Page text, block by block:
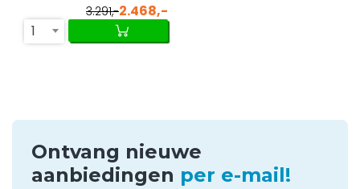
3.291,-2.468,-
1
Ontvang nieuwe
aanbiedingen per e-mail!